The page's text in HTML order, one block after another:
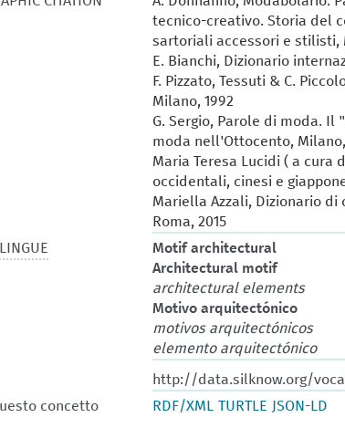
tecnico-creativo. Storia del
sartoriali accessori e stilisti,
E. Bianchi, Dizionario
F. Pizzato, Tessuti & C.
Milano, 1992
G. Sergio, Parole di moda.
moda nell'Ottocento, Milano,
Maria Teresa Lucidi ( a cura
occidentali, cinesi e
Mariella Azzali, Dizionario
Roma, 2015
Motif architectural
Architectural motif
architectural elements
Motivo arquitectónico
motivos arquitectónicos
elemento arquitectónico
http://data.silknow.org/
concetto
RDF/XML TURTLE JSON-LD